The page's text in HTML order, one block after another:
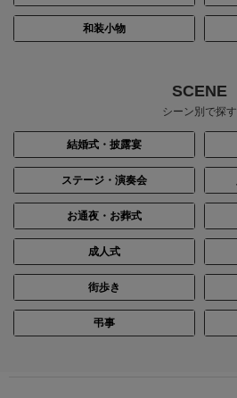
和装小物
SCENE
シーン別で探す
結婚式・披露宴
ステージ・演奏会
お通夜・お葬式
成人式
街歩き
弔事